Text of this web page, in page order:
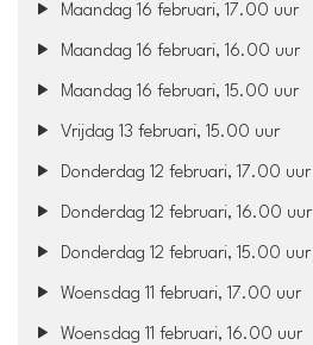
Maandag 16 februari, 17.00 uur
Maandag 16 februari, 16.00 uur
Maandag 16 februari, 15.00 uur
Vrijdag 13 februari, 15.00 uur
Donderdag 12 februari, 17.00 uur
Donderdag 12 februari, 16.00 uur
Donderdag 12 februari, 15.00 uur
Woensdag 11 februari, 17.00 uur
Woensdag 11 februari, 16.00 uur